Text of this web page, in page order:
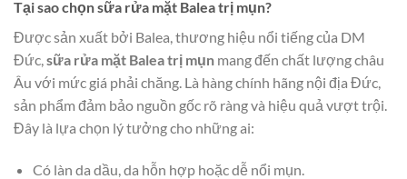
Tại sao chọn sữa rửa mặt Balea trị mụn?
Được sản xuất bởi Balea, thương hiệu nổi tiếng của DM
Đức,sữa rửa mặt Balea trị mụn mang đến chất lượng châu
Âu với mức giá phải chăng. Là hàng chính hãng nội địa Đức,
sản phẩm đảm bảo nguồn gốc rõ ràng và hiệu quả vượt trội.
Đây là lựa chọn lý tưởng cho những ai:
Có làn da dầu, da hỗn hợp hoặc dễ nổi mụn.